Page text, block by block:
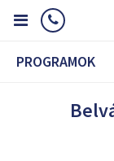
PROGRAMOK